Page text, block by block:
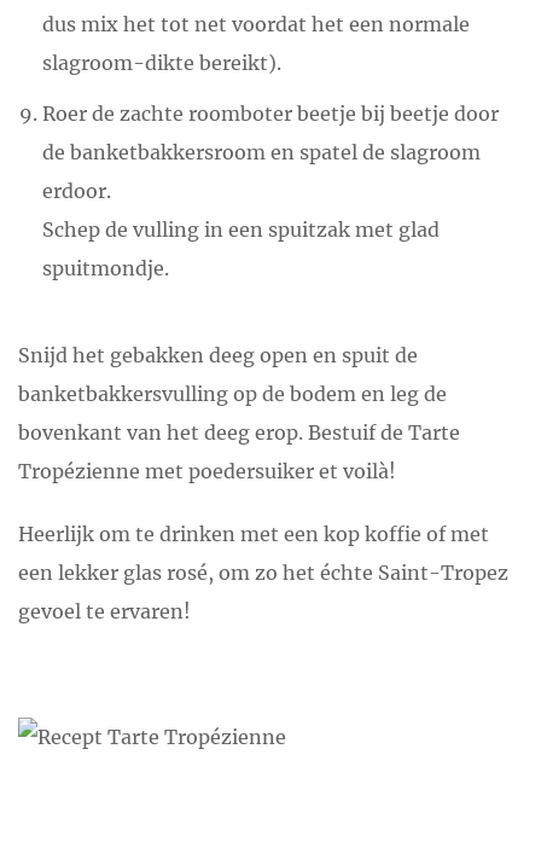
dus mix het tot net voordat het een normale
slagroom-dikte bereikt).
Roer de zachte roomboter beetje bij beetje door
de banketbakkersroom en spatel de slagroom
erdoor.
Schep de vulling in een spuitzak met glad
spuitmondje.
Snijd het gebakken deeg open en spuit de
banketbakkersvulling op de bodem en leg de
bovenkant van het deeg erop. Bestuif de Tarte
Tropézienne met poedersuiker et voilà!
Heerlijk om te drinken met een kop koffie of met
een lekker glas rosé, om zo het échte Saint-Tropez
gevoel te ervaren!